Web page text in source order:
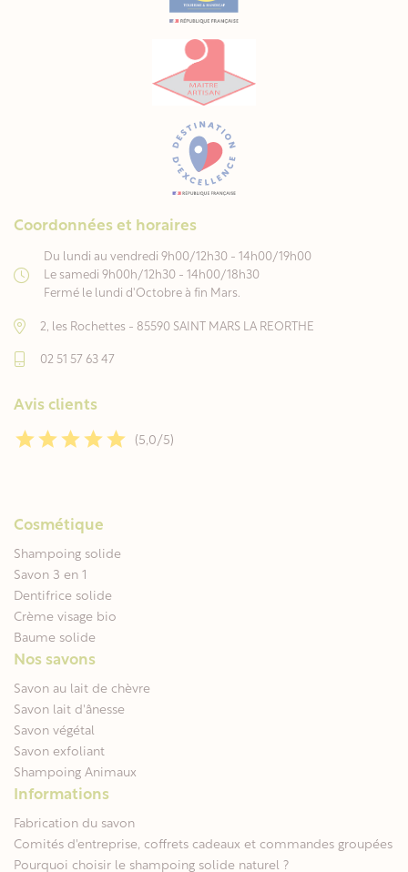
Coordonnées et horaires
Du lundi au vendredi 9h00/12h30 - 14h00/19h00
Le samedi 9h00h/12h30 - 14h00/18h30
Fermé le lundi d'Octobre à fin Mars.
2, les Rochettes - 85590 SAINT MARS LA REORTHE
02 51 57 63 47
Avis clients
(5,0/5)
Cosmétique
Shampoing solide
Savon 3 en 1
Dentifrice solide
Crème visage bio
Baume solide
Nos savons
Savon au lait de chèvre
Savon lait d'ânesse
Savon végétal
Savon exfoliant
Shampoing Animaux
Informations
Fabrication du savon
Comités d'entreprise, coffrets cadeaux et commandes groupées
Pourquoi choisir le shampoing solide naturel ?